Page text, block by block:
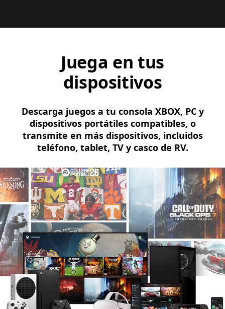
Juega en tus
dispositivos
Descarga juegos a tu consola XBOX, PC y
dispositivos portátiles compatibles, o
transmite en más dispositivos, incluidos
teléfono, tablet, TV y casco de RV.